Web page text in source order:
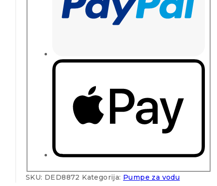
SKU: DED8872 Kategorija: Pumpe za vodu